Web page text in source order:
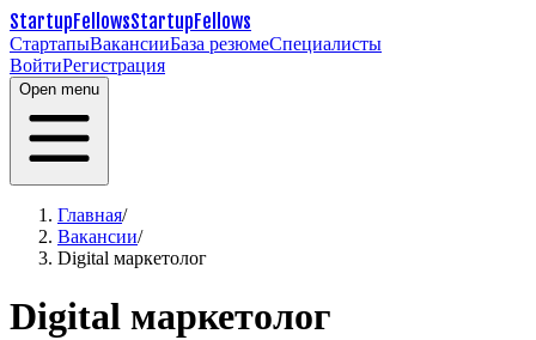
StartupFellowsStartupFellows
СтартапыВакансииБаза резюмеСпециалисты
ВойтиРегистрация
Open menu
Главная/
Вакансии/
Digital маркетолог
Digital маркетолог